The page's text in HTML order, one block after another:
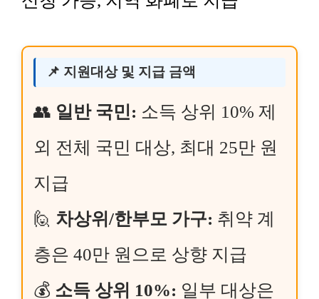
📌 지원대상 및 지급 금액
👥 일반 국민: 소득 상위 10% 제
외 전체 국민 대상, 최대 25만 원
지급
🙋 차상위/한부모 가구: 취약 계
층은 40만 원으로 상향 지급
💰 소득 상위 10%: 일부 대상은